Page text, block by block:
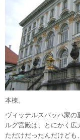
本棟。
ヴィッテルスバッハ家
ルグ宮殿は、とにかく広
ただけだったんだけども